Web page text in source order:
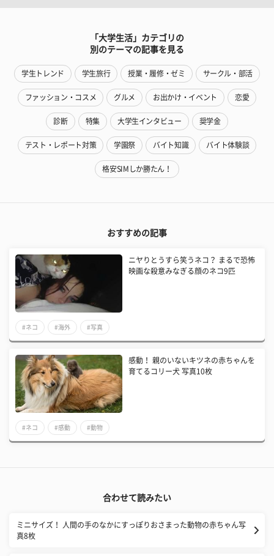
「大学生活」カテゴリの
別のテーマの記事を見る
学生トレンド 学生旅行 授業・履修・ゼミ サークル・部活
ファッション・コスメ グルメ お出かけ・イベント 恋愛
診断 特集 大学生インタビュー 奨学金
テスト・レポート対策 学園祭 バイト知識 バイト体験談
格安SIMしか勝たん！
おすすめの記事
ニヤりとうすら笑うネコ？ まるで恐怖
映画な殺意みなぎる顔のネコ9匹
#ネコ #海外 #写真
感動！ 親のいないキツネの赤ちゃんを
育てるコリー犬 写真10枚
#ネコ #感動 #動物
合わせて読みたい
ミニサイズ！ 人間の手のなかにすっぽりおさまった動物の赤ちゃん写
真8枚